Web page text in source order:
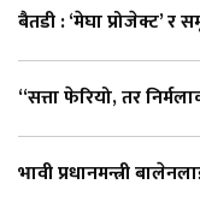
बैतडी : ‘मेघा प्रोजेक्ट’ र
“सत्ता फेरियो, तर
भावी प्रधानमन्त्री